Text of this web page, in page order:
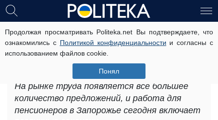
Продолжая просматривать Politeka.net Вы подтверждаете, что
ознакомились с Политикой конфиденциальности и согласны с
использованием файлов cookie.
Понял
Работа для пенсионеров в
Запорожской области: где именно
можно зарабатывать от 40 тысяч
На рынке труда появляется все большее
количество предложений, и работа для
пенсионеров в Запорожье сегодня включает